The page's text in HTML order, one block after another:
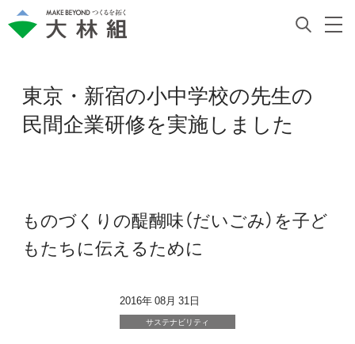
東京・新宿の小中学校の先生の
民間企業研修を実施しました
ものづくりの醍醐味（だいごみ）を子ど
もたちに伝えるために
2016年 08月 31日
サステナビリティ